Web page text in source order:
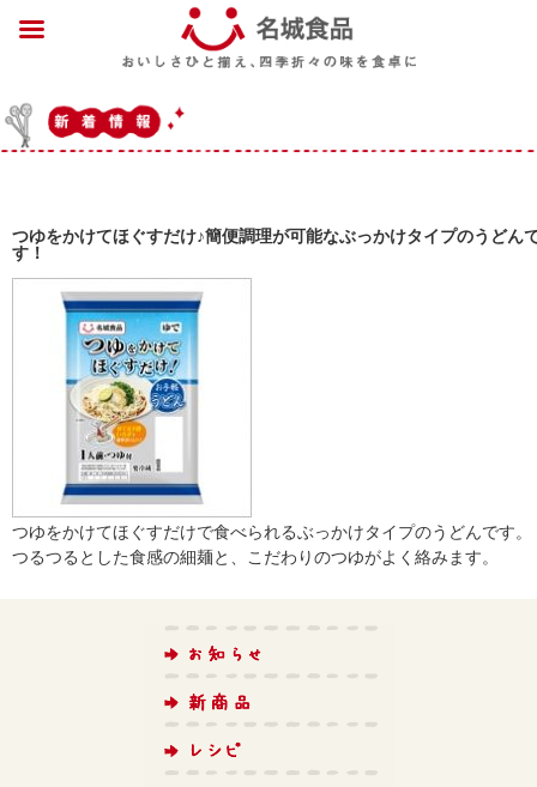
つゆをかけてほぐすだけ♪簡便調理が可能なぶっかけタイプのうどん
す！
つゆをかけてほぐすだけで食べられるぶっかけタイプのうどんです。
つるつるとした食感の細麺と、こだわりのつゆがよく絡みます。